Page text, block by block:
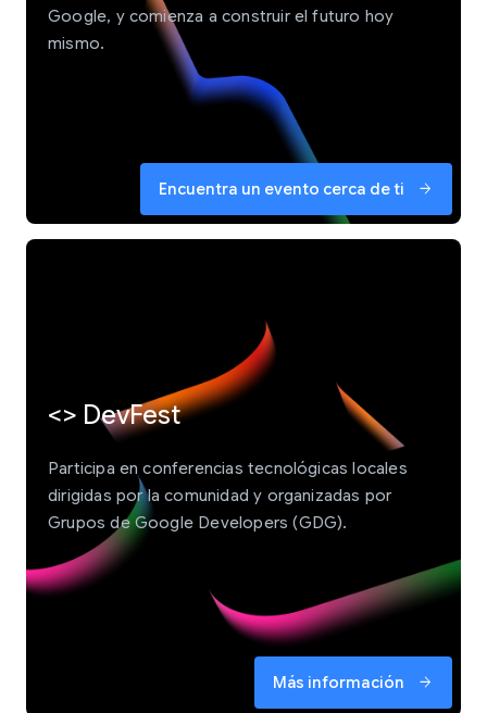
Google, y comienza a construir el futuro hoy
mismo.
Encuentra un evento cerca de ti arrow_forward
<> DevFest
Participa en conferencias tecnológicas locales
dirigidas por la comunidad y organizadas por
Grupos de Google Developers (GDG).
Más información arrow_forward